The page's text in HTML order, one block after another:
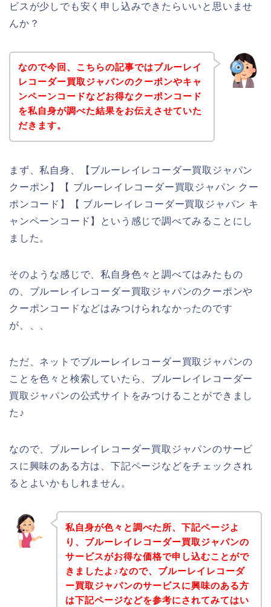
ビスが少しでも安く申し込みできたらいいと思いませ
んか？
なので今回、こちらの記事ではブルーレイ
レコーダー買取ジャパンのクーポンやキャ
ンペーンコードなどお得なクーポンコード
を私自身が調べた結果をお伝えさせていた
だきます。
まず、私自身、【ブルーレイレコーダー買取ジャパン
クーポン】【 ブルーレイレコーダー買取ジャパン クー
ポンコード】【 ブルーレイレコーダー買取ジャパン キ
ャンペーンコード】という感じで調べてみることにし
ました。
そのような感じで、私自身色々と調べてはみたもの
の、ブルーレイレコーダー買取ジャパンのクーポンや
クーポンコードなどはみつけられなかったのです
が、、、
ただ、ネットでブルーレイレコーダー買取ジャパンの
ことを色々と検索していたら、ブルーレイレコーダー
買取ジャパンの公式サイトをみつけることができまし
た♪
なので、ブルーレイレコーダー買取ジャパンのサービ
スに興味のある方は、下記ページなどをチェックされ
るとよいかもしれません。
私自身が色々と調べた所、下記ページよ
り、ブルーレイレコーダー買取ジャパンの
サービスがお得な価格で申し込むことがで
きましたよ♪なので、ブルーレイレコーダ
ー買取ジャパンのサービスに興味のある方
は下記ページなどを参考にされてみてはい